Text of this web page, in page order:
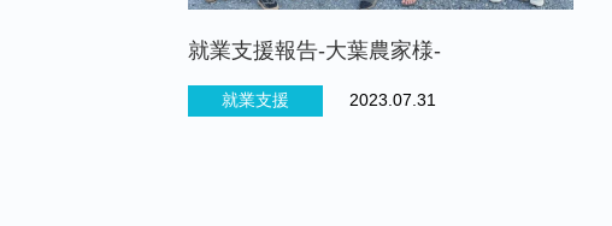
就業支援報告-大葉農家様-
就業支援 2023.07.31